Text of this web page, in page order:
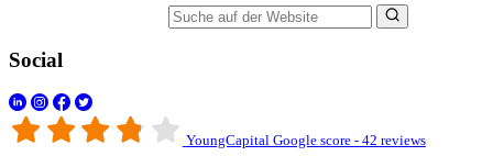
Social
YoungCapital Google score - 42 reviews